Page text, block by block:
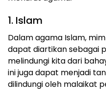
1. Islam
Dalam agama Islam,
dapat diartikan sebagai
melindungi kita dari
ini juga dapat menjadi
dilindungi oleh malaikat